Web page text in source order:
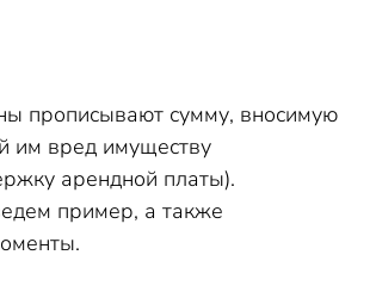
прописывают сумму, вносимую
им вред имуществу
арендной платы).
пример, а также